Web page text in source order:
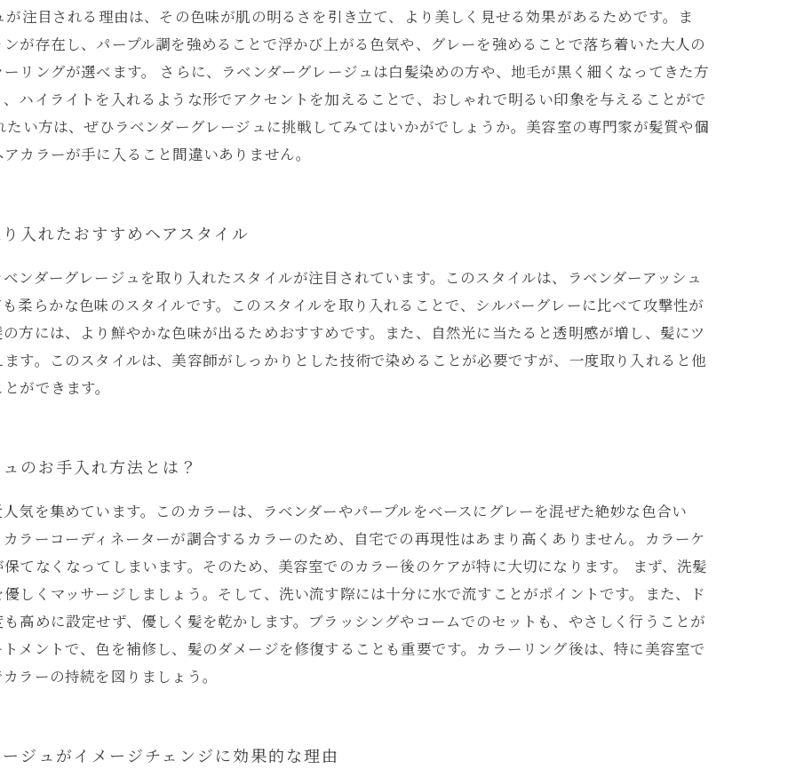
注目される理由は、その色味が肌の明るさを引き立て、より美しく見せる効果があるためです。ま
が存在し、パープル調を強めることで浮かび上がる色気や、グレーを強めることで落ち着いた大人の
リングが選べます。 さらに、ラベンダーグレージュは白髪染めの方や、地毛が黒く細くなってきた方
ハイライトを入れるような形でアクセントを加えることで、おしゃれで明るい印象を与えることがで
い方は、ぜひラベンダーグレージュに挑戦してみてはいかがでしょうか。美容室の専門家が髪質や個
カラーが手に入ること間違いありません。
入れたおすすめヘアスタイル
ンダーグレージュを取り入れたスタイルが注目されています。このスタイルは、ラベンダーアッシュ
柔らかな色味のスタイルです。このスタイルを取り入れることで、シルバーグレーに比べて攻撃性が
方には、より鮮やかな色味が出るためおすすめです。また、自然光に当たると透明感が増し、髪にツ
す。このスタイルは、美容師がしっかりとした技術で染めることが必要ですが、一度取り入れると他
ができます。
のお手入れ方法とは？
気を集めています。このカラーは、ラベンダーやパープルをベースにグレーを混ぜた絶妙な色合い
ラーコーディネーターが調合するカラーのため、自宅での再現性はあまり高くありません。カラーケ
てなくなってしまいます。そのため、美容室でのカラー後のケアが特に大切になります。 まず、洗髪
しくマッサージしましょう。そして、洗い流す際には十分に水で流すことがポイントです。また、ド
高めに設定せず、優しく髪を乾かします。ブラッシングやコームでのセットも、やさしく行うことが
メントで、色を補修し、髪のダメージを修復することも重要です。カラーリング後は、特に美容室で
ラーの持続を図りましょう。
ジュがイメージチェンジに効果的な理由